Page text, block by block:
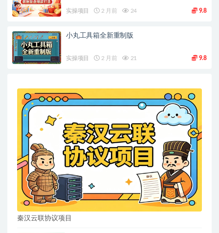
实操项目 2 月前 24 9.8
小丸工具箱全新重制版
实操项目 2 月前 21 9.8
秦汉云联协议项目